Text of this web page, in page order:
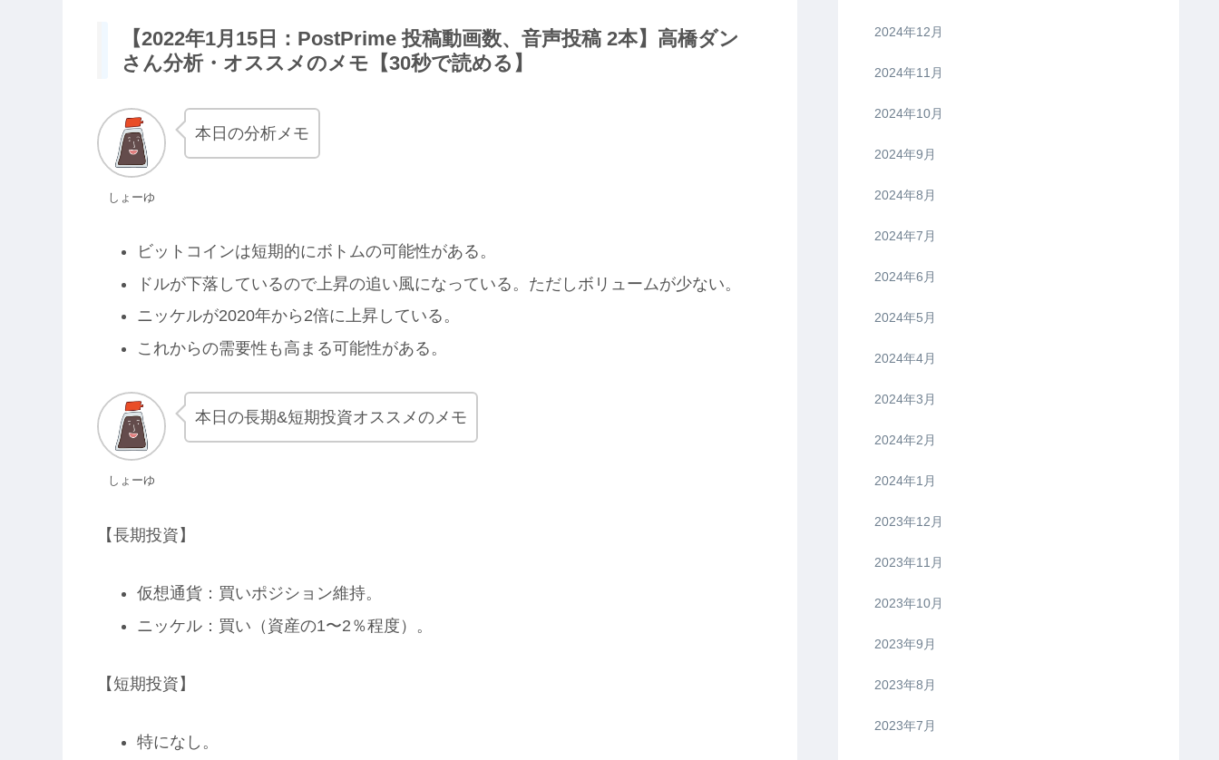
【2022年1月15日：PostPrime 投稿動画数、音声投稿 2本】高橋ダン
さん分析・オススメのメモ【30秒で読める】
しょーゆ
本日の分析メモ
ビットコインは短期的にボトムの可能性がある。
ドルが下落しているので上昇の追い風になっている。ただしボリュームが少ない。
ニッケルが2020年から2倍に上昇している。
これからの需要性も高まる可能性がある。
しょーゆ
本日の長期&短期投資オススメのメモ
【長期投資】
仮想通貨：買いポジション維持。
ニッケル：買い（資産の1〜2％程度）。
【短期投資】
特になし。
2024年12月
2024年11月
2024年10月
2024年9月
2024年8月
2024年7月
2024年6月
2024年5月
2024年4月
2024年3月
2024年2月
2024年1月
2023年12月
2023年11月
2023年10月
2023年9月
2023年8月
2023年7月